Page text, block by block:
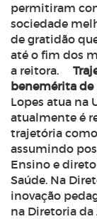
permitiram
sociedade
de gratidão
até o fim dos
a reitora.
benemérita de
Lopes atua na
atualmente é
trajetória
assumindo
Ensino e
Saúde. Na
inovação
na Diretoria da